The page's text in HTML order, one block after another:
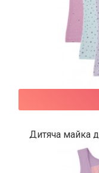
Дитяча майка